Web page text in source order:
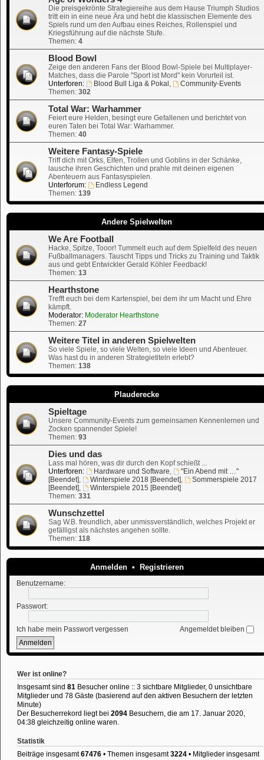
Die preisgekrönte Strategiereihe aus dem Hause Triumph Studios
tritt ein in eine neue Ära und hebt die klassischen Elemente des
Spiels rund um den Aufbau eines Reiches, Rollenspiel und
Kriegsführung auf die nächste Stufe.
Themen: 4
Blood Bowl
Zeige den anderen Fans der Blood Bowl-Spiele bei Multiplayer-
Matches, dass die Parole "Sport ist Mord" kein Vorurteil ist.
Unterforen:
Blood Bull Liga & Pokal,
Community-Events
Themen: 302
Total War: Warhammer
Feiert eure Helden, besingt eure Gefallenen und berichtet von
euren Taten bei Total War: Warhammer.
Themen: 40
Weitere Fantasy-Spiele
Triff dich mit Orks, Elfen, Trollen und Goblins in der Schänke,
lausche ihren Geschichten und prahle mit deinen eigenen
Abenteuern aus Fantasyspielen.
Unterforum:
Endless Legend
Themen: 139
Andere Spielwelten
We Are Football
Hacke, Spitze, Tooor! Tummelt euch auf dem Spielfeld des neuen
Fußballmanagers. Tauscht Tipps und Tricks zu Training und Taktik
aus und gebt Entwickler Gerald Köhler Feedback!
Themen: 13
Hearthstone
Trefft euch bei dem Kartenspiel, bei dem ihr um Macht und Ehre
kämpft.
Moderator: Moderator Hearthstone
Themen: 27
Weitere Titel in anderen Spielwelten
So viele Spiele, so viele Welten, so viele Ideen und Abenteuer.
Was hast du in anderen Strategietiteln erlebt?
Themen: 138
Plauderecke
Spieltage
Unsere Community-Events zum gemeinsamen Kennenlernen und
Zocken spannender Spiele!
Themen: 93
Dies und das
Lass mal hören, was dir durch den Kopf schießt ...
Unterforen:
Hardware und Software,
"Ein Abend mit …"
[Beendet], Winterspiele 2018 [Beendet],
Sommerspiele 2017
[Beendet],
Winterspiele 2015 [Beendet]
Themen: 331
Wunschzettel
Sag W.B. freundlich, aber unmissverständlich, welches Projekt er
gefälligst als nächstes angehen sollte.
Themen: 118
Anmelden• Registrieren
Benutzername:
Passwort:
Ich habe mein Passwort vergessen Angemeldet bleiben
Wer ist online?
Insgesamt sind 81 Besucher online :: 3 sichtbare Mitglieder, 0 unsichtbare
Mitglieder und 78 Gäste (basierend auf den aktiven Besuchern der letzten
Minute)
Der Besucherrekord liegt bei 2094 Besuchern, die am 17. Januar 2020,
04:38 gleichzeitig online waren.
Statistik
Beiträge insgesamt67476 • Themen insgesamt3224 • Mitglieder insgesamt